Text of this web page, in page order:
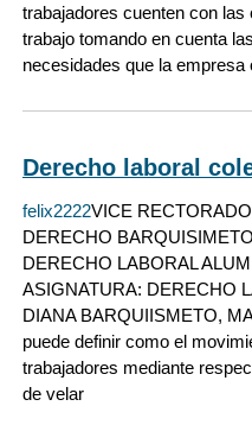
trabajadores cuenten con
trabajo tomando en cuenta
necesidades que la empresa
Derecho laboral
felix2222VICE
DERECHO
DERECHO LABORAL
ASIGNATURA: DERECHO
DIANA BARQUIISMETO,
puede definir como el
trabajadores mediante
de velar